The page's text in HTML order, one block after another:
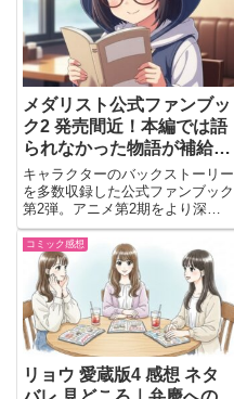
メダリスト公式ファンブッ
ク2 発売間近！本編では語
られなかった物語が補給さ
れると思うと情緒がもたな
い件📘⛸️
キャラクターのバックストーリー
を多数収録した公式ファンブック
第2弾。アニメ第2期をより深く
楽しめる192ページの充実内容を
詳しく紹介。
コミック感想
リョウ 愛蔵版4 感想 ネタ